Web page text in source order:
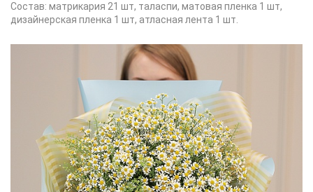
Состав: матрикария 21 шт, таласпи, матовая пленка 1 шт,
дизайнерская пленка 1 шт, атласная лента 1 шт.